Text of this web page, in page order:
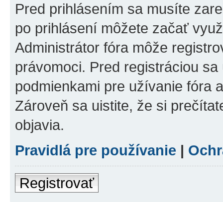
Pred prihlásením sa musíte
po prihlásení môžete začať
Administrátor fóra môže
právomoci. Pred registráciou
podmienkami pre užívanie fóra
Zároveň sa uistite, že si
objavia.
Pravidlá pre používanie |
Registrovať